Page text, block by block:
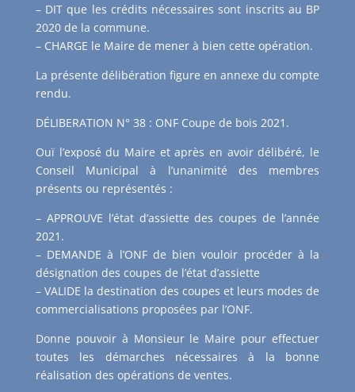
– DIT que les crédits nécessaires sont inscrits au BP
2020 de la commune.
– CHARGE le Maire de mener à bien cette opération.
La présente délibération figure en annexe du compte
rendu.
DÉLIBERATION N° 38 : ONF Coupe de bois 2021.
Ouï l’exposé du Maire et après en avoir délibéré, le
Conseil Municipal à l’unanimité des membres
présents ou représentés :
– APPROUVE l’état d’assiette des coupes de l’année
2021.
– DEMANDE à l’ONF de bien vouloir procéder à la
désignation des coupes de l’état d’assiette
– VALIDE la destination des coupes et leurs modes de
commercialisations proposées par l’ONF.
Donne pouvoir à Monsieur le Maire pour effectuer
toutes les démarches nécessaires à la bonne
réalisation des opérations de ventes.